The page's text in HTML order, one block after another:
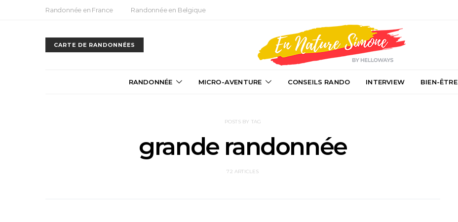
Randonnée en France Randonnée en Belgique
CARTE DE RANDONNÉES
RANDONNÉE MICRO-AVENTURE CONSEILS RANDO INTERVIEW BIEN-ÊTRE
POSTS BY TAG
grande randonnée
72 ARTICLES